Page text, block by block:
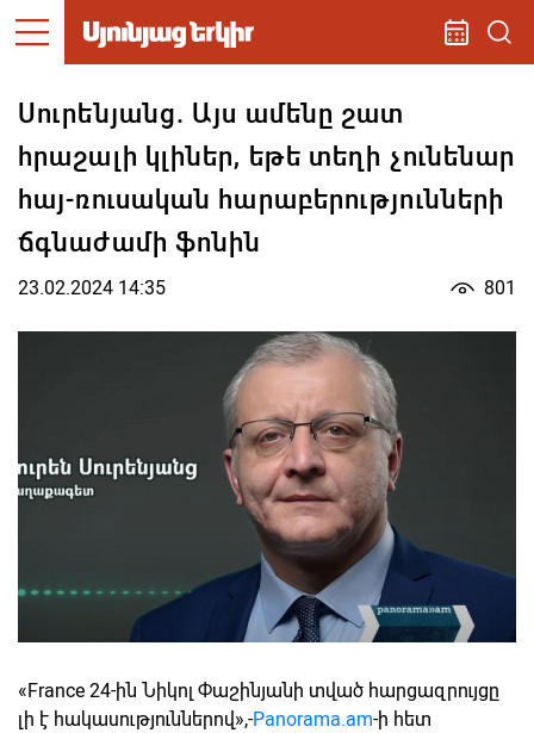
Սուրենյանց. Այս ամենը շատ
հրաշալի կլիներ, եթե տեղի չունենար
հայ-ռուսական հարաբերությունների
ճգնաժամի ֆոնին
23.02.2024 14:35 801
«France 24-ին Նիկոլ Փաշինյանի տված հարցազրույցը
լի է հակասություններով»,-Panorama.am-ի հետ